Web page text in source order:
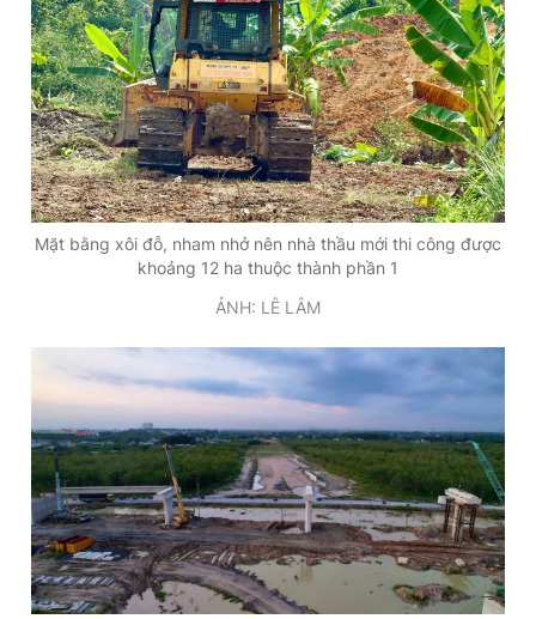
Mặt bằng xôi đỗ, nham nhở nên nhà thầu mới thi công được
khoảng 12 ha thuộc thành phần 1
ẢNH: LÊ LÂM